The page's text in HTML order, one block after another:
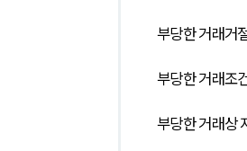
부당한 거래거
부당한 거래조
부당한 거래상